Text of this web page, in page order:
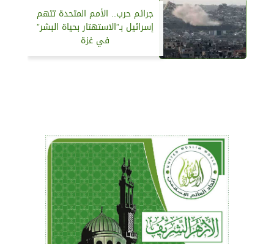
جرائم حرب.. الأمم المتحدة تتهم
إسرائيل بـ”الاستهتار بحياة البشر”
في غزة